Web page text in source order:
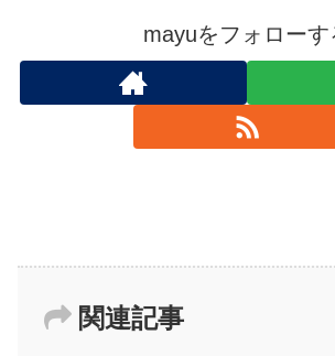
mayuをフォローす
関連記事